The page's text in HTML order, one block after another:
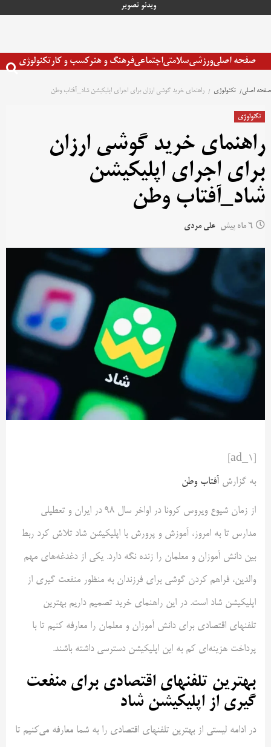
ویدئو تصویر
صفحه اصلیورزشیسلامتیاجتماعیفرهنگ و هنرکسب و کارتکنولوژی
صفحه اصلی تکنولوژی راهنمای خرید گوشی‌ ارزان برای اجرای اپلیکیشن شاد_آفتاب وطن
تکنولوژی
راهنمای خرید گوشی‌ ارزان
برای اجرای اپلیکیشن
شاد_آفتاب وطن
6 ماه پیش علی مردی
به گزارش آفتاب وطن
از زمان شیوع ویروس کرونا در اواخر سال ۹۸ در ایران و تعطیلی
مدارس تا به امروز، آموزش و پرورش با اپلیکیشن شاد تلاش کرد ربط
بین دانش آموزان و معلمان را زنده نگه دارد. یکی از دغدغه‌های مهم
والدین، فراهم کردن گوشی برای فرزندان به منظور منفعت گیری از
اپلیکیشن شاد است. در این راهنمای خرید تصمیم داریم بهترین
تلفنهای اقتصادی برای دانش آموزان و معلمان را معارفه کنیم تا با
پرداخت هزینه‌ای کم به این اپلیکیشن دسترسی داشته باشند.
بهترین تلفنهای اقتصادی برای منفعت
گیری از اپلیکیشن شاد
در ادامه لیستی از بهترین تلفنهای اقتصادی را به شما معارفه می‌کنیم تا